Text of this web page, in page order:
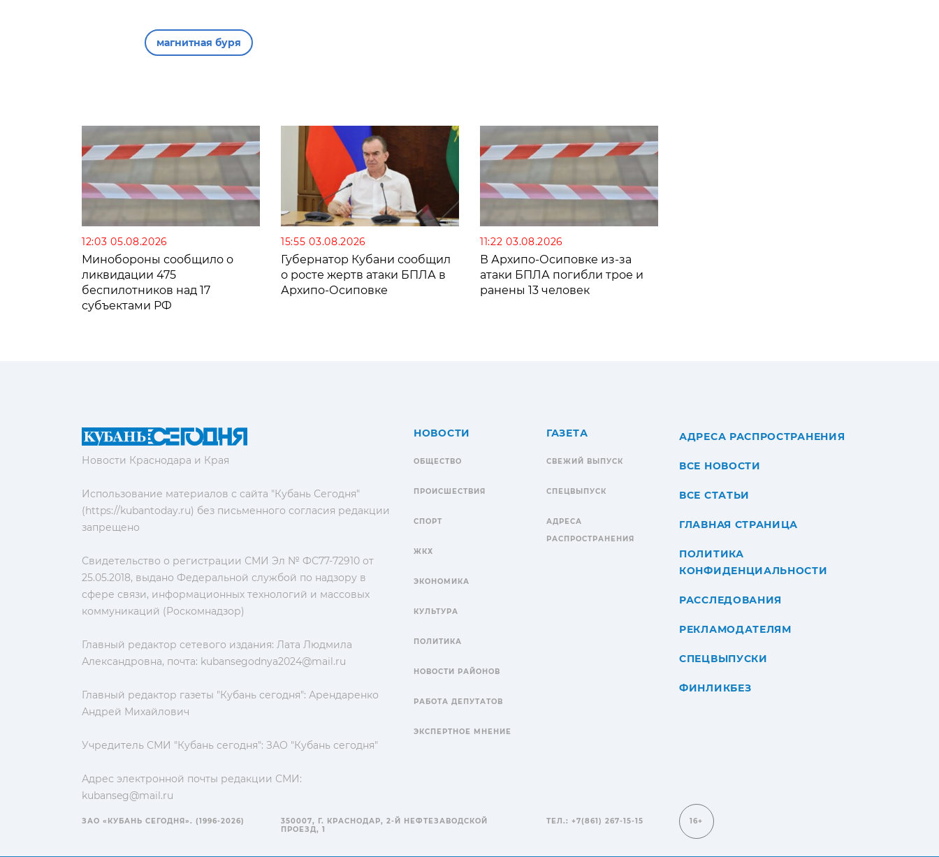
магнитная буря
12:03 05.08.2026
Минобороны сообщило о
ликвидации 475
беспилотников над 17
субъектами РФ
15:55 03.08.2026
Губернатор Кубани сообщил
о росте жертв атаки БПЛА в
Архипо-Осиповке
11:22 03.08.2026
В Архипо-Осиповке из-за
атаки БПЛА погибли трое и
ранены 13 человек
Новости Краснодара и Края
Использование материалов с сайта "Кубань Сегодня"
(https://kubantoday.ru) без письменного согласия редакции
запрещено
Свидетельство о регистрации СМИ Эл № ФС77-72910 от
25.05.2018, выдано Федеральной службой по надзору в
сфере связи, информационных технологий и массовых
коммуникаций (Роскомнадзор)
Главный редактор сетевого издания: Лата Людмила
Александровна, почта: kubansegodnya2024@mail.ru
Главный редактор газеты "Кубань сегодня": Арендаренко
Андрей Михайлович
Учредитель СМИ "Кубань сегодня": ЗАО "Кубань сегодня"
Адрес электронной почты редакции СМИ:
kubanseg@mail.ru
НОВОСТИ
ОБЩЕСТВО
ПРОИСШЕСТВИЯ
СПОРТ
ЖКХ
ЭКОНОМИКА
КУЛЬТУРА
ПОЛИТИКА
НОВОСТИ РАЙОНОВ
РАБОТА ДЕПУТАТОВ
ЭКСПЕРТНОЕ МНЕНИЕ
ГАЗЕТА
СВЕЖИЙ ВЫПУСК
СПЕЦВЫПУСК
АДРЕСА
РАСПРОСТРАНЕНИЯ
АДРЕСА РАСПРОСТРАНЕНИЯ
ВСЕ НОВОСТИ
ВСЕ СТАТЬИ
ГЛАВНАЯ СТРАНИЦА
ПОЛИТИКА
КОНФИДЕНЦИАЛЬНОСТИ
РАССЛЕДОВАНИЯ
РЕКЛАМОДАТЕЛЯМ
СПЕЦВЫПУСКИ
ФИНЛИКБЕЗ
ЗАО «КУБАНЬ СЕГОДНЯ». (1996-2026)
350007, Г. КРАСНОДАР, 2-Й НЕФТЕЗАВОДСКОЙ
ПРОЕЗД, 1
ТЕЛ.: +7(861) 267-15-15 16+